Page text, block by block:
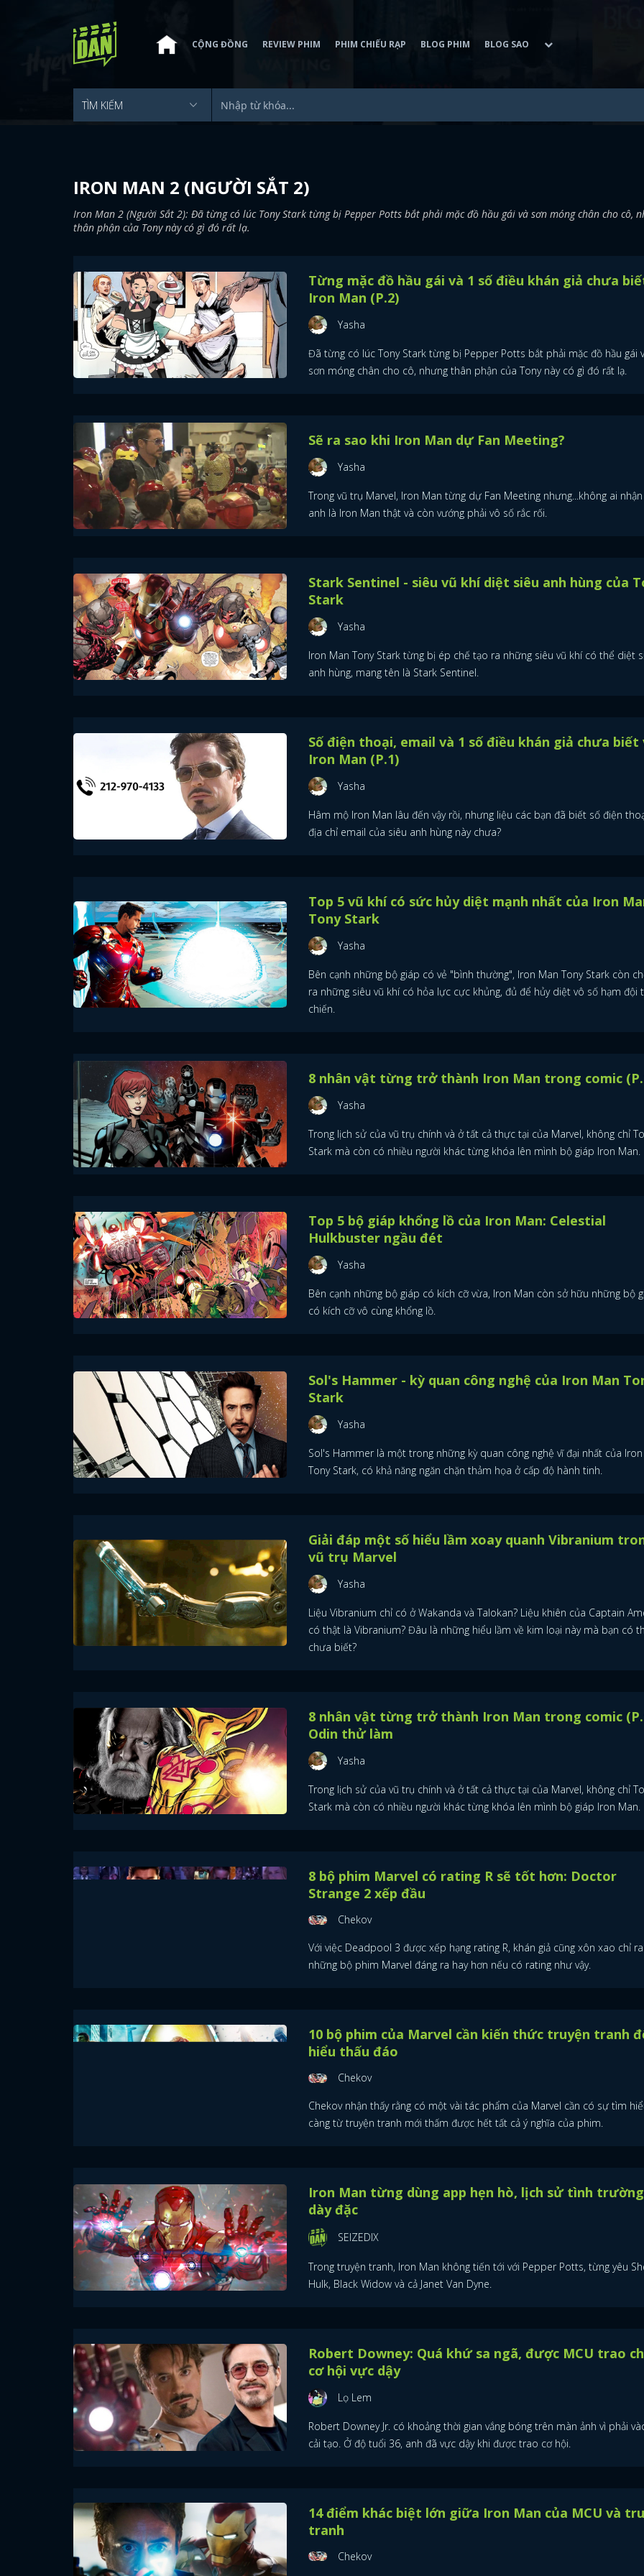
GOOGLE
CỘNG ĐỒNG REVIEW PHIM PHIM CHIẾU RẠP BLOG PHIM BLOG SAO
IRON MAN 2 (NGƯỜI SẮT 2)
Iron Man 2 (Người Sắt 2): Đã từng có lúc Tony Stark từng bị Pepper Potts bắt phải mặc đồ hầu gái và sơn móng chân cho cô,
thân phận của Tony này có gì đó rất lạ.
Từng mặc đồ hầu gái và 1 số điều khán giả chưa
Iron Man (P.2)
Yasha
Đã từng có lúc Tony Stark từng bị Pepper Potts bắt phải mặc đồ hầu gái
sơn móng chân cho cô, nhưng thân phận của Tony này có gì đó rất lạ.
Sẽ ra sao khi Iron Man dự Fan Meeting?
Yasha
Trong vũ trụ Marvel, Iron Man từng dự Fan Meeting nhưng...không ai
anh là Iron Man thật và còn vướng phải vô số rắc rối.
Stark Sentinel - siêu vũ khí diệt siêu anh hùng của
Stark
Yasha
Iron Man Tony Stark từng bị ép chế tạo ra những siêu vũ khí có thể diệt
anh hùng, mang tên là Stark Sentinel.
Số điện thoại, email và 1 số điều khán giả chưa biết
Iron Man (P.1)
Yasha
Hâm mộ Iron Man lâu đến vậy rồi, nhưng liệu các bạn đã biết số điện
địa chỉ email của siêu anh hùng này chưa?
Top 5 vũ khí có sức hủy diệt mạnh nhất của Iron
Tony Stark
Yasha
Bên cạnh những bộ giáp có vẻ "bình thường", Iron Man Tony Stark còn
ra những siêu vũ khí có hỏa lực cực khủng, đủ để hủy diệt vô số hạm đội
chiến.
8 nhân vật từng trở thành Iron Man trong comic
Yasha
Trong lịch sử của vũ trụ chính và ở tất cả thực tại của Marvel, không chỉ
Stark mà còn có nhiều người khác từng khóa lên mình bộ giáp Iron Man.
Top 5 bộ giáp khổng lồ của Iron Man: Celestial
Hulkbuster ngầu đét
Yasha
Bên cạnh những bộ giáp có kích cỡ vừa, Iron Man còn sở hữu những bộ
có kích cỡ vô cùng khổng lồ.
Sol's Hammer - kỳ quan công nghệ của Iron Man
Stark
Yasha
Sol's Hammer là một trong những kỳ quan công nghệ vĩ đại nhất của
Tony Stark, có khả năng ngăn chặn thảm họa ở cấp độ hành tinh.
Giải đáp một số hiểu lầm xoay quanh Vibranium
vũ trụ Marvel
Yasha
Liệu Vibranium chỉ có ở Wakanda và Talokan? Liệu khiên của Captain
có thật là Vibranium? Đâu là những hiểu lầm về kim loại này mà bạn có
chưa biết?
8 nhân vật từng trở thành Iron Man trong comic
Odin thử làm
Yasha
Trong lịch sử của vũ trụ chính và ở tất cả thực tại của Marvel, không chỉ
Stark mà còn có nhiều người khác từng khóa lên mình bộ giáp Iron Man.
8 bộ phim Marvel có rating R sẽ tốt hơn: Doctor
Strange 2 xếp đầu
Chekov
Với việc Deadpool 3 được xếp hạng rating R, khán giả cũng xôn xao chỉ ra
những bộ phim Marvel đáng ra hay hơn nếu có rating như vậy.
10 bộ phim của Marvel cần kiến thức truyện tranh
hiểu thấu đáo
Chekov
Chekov nhận thấy rằng có một vài tác phẩm của Marvel cần có sự tìm
càng từ truyện tranh mới thấm được hết tất cả ý nghĩa của phim.
Iron Man từng dùng app hẹn hò, lịch sử tình trường
dày đặc
SEIZEDIX
Trong truyện tranh, Iron Man không tiến tới với Pepper Potts, từng yêu
Hulk, Black Widow và cả Janet Van Dyne.
Robert Downey: Quá khứ sa ngã, được MCU trao
cơ hội vực dậy
Lọ Lem
Robert Downey Jr. có khoảng thời gian vắng bóng trên màn ảnh vì phải
cải tạo. Ở độ tuổi 36, anh đã vực dậy khi được trao cơ hội.
14 điểm khác biệt lớn giữa Iron Man của MCU và
tranh
Chekov